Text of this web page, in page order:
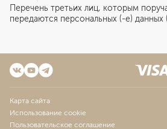
Перечень третьих лиц, которым
передаются персональных (-е) данных
Карта сайта
Использование cookie
Пользовательское соглашение